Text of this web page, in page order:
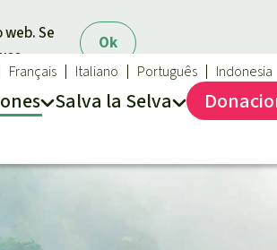
Ok
Se
Salva la Selva
40 años Salva la Selva
Français Italiano Português Indonesia
Dona